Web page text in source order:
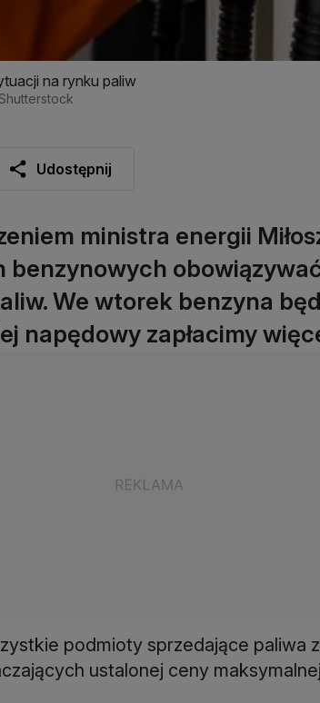
na rynku paliw
Udostępnij
ministra energii
benzynowych
We wtorek benzyna
napędowy zapłacimy
podmioty sprzedające paliwa
ustalonej ceny